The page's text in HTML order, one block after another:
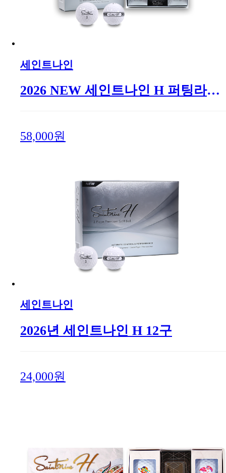
세인트나인
2026 NEW 세인트나인 H 퍼팅라인 (3피스)
58,000원
세인트나인
2026년 세인트나인 H 12구
24,000원